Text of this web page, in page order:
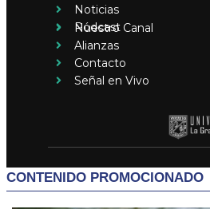
Noticias
Pódcast
Nuestro Canal
Alianzas
Contacto
Señal en Vivo